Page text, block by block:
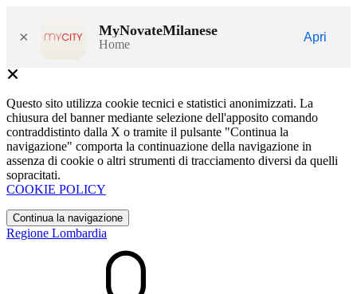
× MyNovateMilanese
Home
Apri
Questo sito utilizza cookie tecnici e statistici anonimizzati. La
chiusura del banner mediante selezione dell'apposito comando
contraddistinto dalla X o tramite il pulsante "Continua la
navigazione" comporta la continuazione della navigazione in
assenza di cookie o altri strumenti di tracciamento diversi da quelli
sopracitati.
COOKIE POLICY
Continua la navigazione
Regione Lombardia